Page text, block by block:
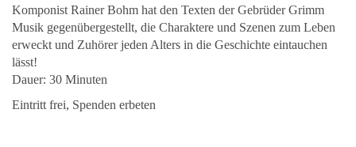
Komponist Rainer Bohm hat den Texten der Gebrüder Grimm
Musik gegenübergestellt, die Charaktere und Szenen zum Leben
erweckt und Zuhörer jeden Alters in die Geschichte eintauchen
lässt!
Dauer: 30 Minuten
Eintritt frei, Spenden erbeten